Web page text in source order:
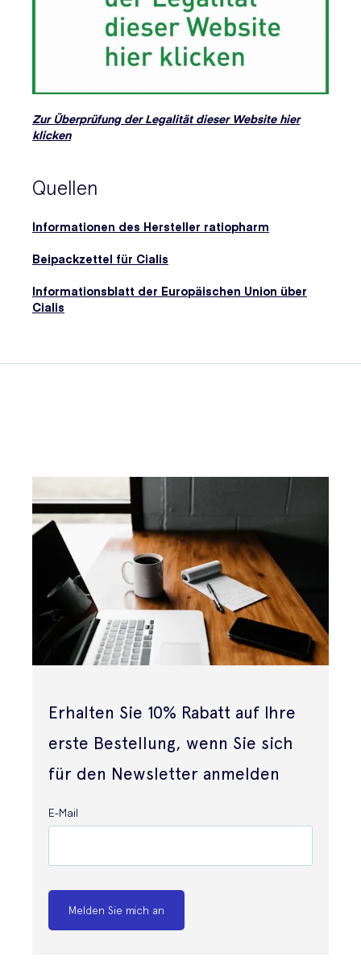
Zur Überprüfung der Legalität dieser Website hier
klicken
Quellen
Informationen des Hersteller ratiopharm
Beipackzettel für Cialis
Informationsblatt der Europäischen Union über
Cialis
Erhalten Sie 10% Rabatt auf Ihre
erste Bestellung, wenn Sie sich
für den Newsletter anmelden
E-Mail
Melden Sie mich an